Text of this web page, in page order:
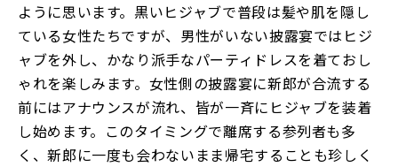
ように思います。黒いヒジャブで普段は髪や肌を隠し
ている女性たちですが、男性がいない披露宴ではヒジ
ャブを外し、かなり派手なパーティドレスを着ておし
ゃれを楽しみます。女性側の披露宴に新郎が合流する
前にはアナウンスが流れ、皆が一斉にヒジャブを装着
し始めます。このタイミングで離席する参列者も多
く、新郎に一度も会わないまま帰宅することも珍しく